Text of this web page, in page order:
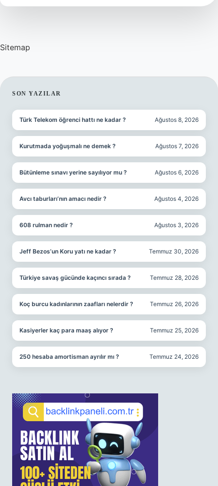
Sitemap
SIDEBAR
SON YAZILAR
Türk Telekom öğrenci hattı ne kadar ? Ağustos 8, 2026
Kurutmada yoğuşmalı ne demek ? Ağustos 7, 2026
Bütünleme sınavı yerine sayılıyor mu ? Ağustos 6, 2026
Avcı taburları’nın amacı nedir ? Ağustos 4, 2026
608 rulman nedir ? Ağustos 3, 2026
Jeff Bezos’un Koru yatı ne kadar ? Temmuz 30, 2026
Türkiye savaş gücünde kaçıncı sırada ? Temmuz 28, 2026
Koç burcu kadınlarının zaafları nelerdir ? Temmuz 26, 2026
Kasiyerler kaç para maaş alıyor ? Temmuz 25, 2026
250 hesaba amortisman ayrılır mı ? Temmuz 24, 2026